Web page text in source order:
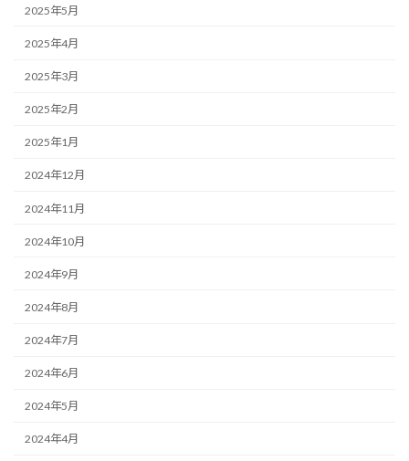
2025年5月
2025年4月
2025年3月
2025年2月
2025年1月
2024年12月
2024年11月
2024年10月
2024年9月
2024年8月
2024年7月
2024年6月
2024年5月
2024年4月